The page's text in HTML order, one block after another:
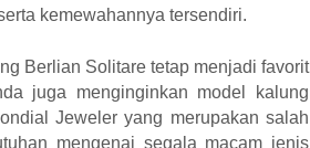
kemewahannya tersendiri.
Berlian Solitare tetap menjadi favorit
juga menginginkan model kalung
Jeweler yang merupakan salah
mengenai segala macam jenis